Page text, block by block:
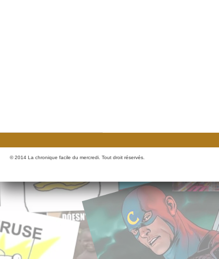
© 2014 La chronique facile du mercredi. Tout droit réservés.